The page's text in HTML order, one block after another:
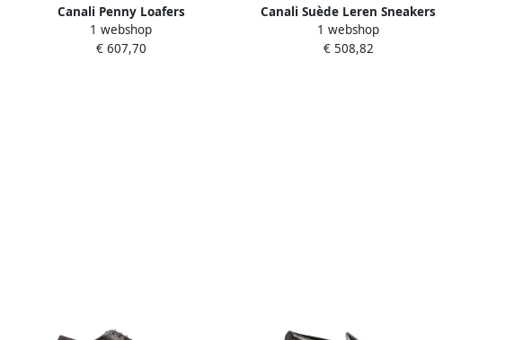
Canali Penny Loafers
1 webshop
€ 607,70
Canali Suède Leren Sneakers
1 webshop
€ 508,82